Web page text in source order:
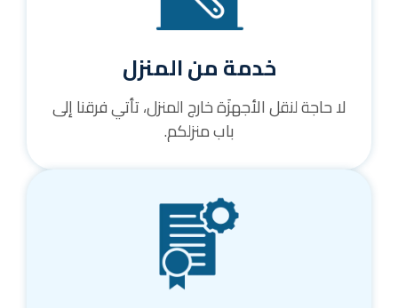
خدمة من المنزل
لا حاجة لنقل الأجهزَة خارج المنزل، تأتي فرقنا إلى
باب منزلكم.